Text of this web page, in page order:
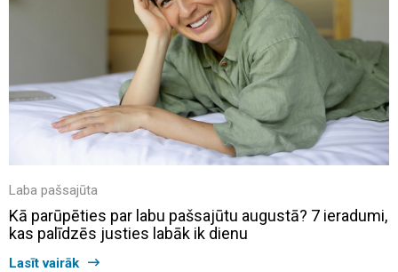
Laba pašsajūta
Kā parūpēties par labu pašsajūtu augustā? 7 ieradumi,
kas palīdzēs justies labāk ik dienu
Lasīt vairāk